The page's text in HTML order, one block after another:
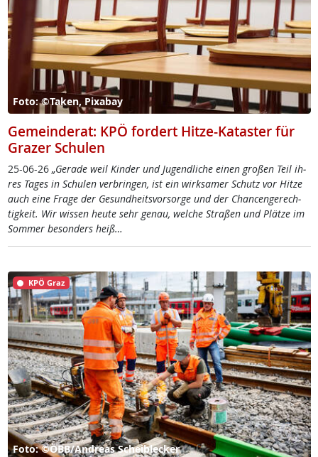
Foto: ©Taken, Pixabay
Gemeinderat: KPÖ fordert Hitze-Kataster für
Grazer Schulen
25-06-26 „Ge­ra­de weil Kin­der und Ju­gend­li­che ei­nen gro­ßen Teil ih­
res Ta­ges in Schu­len ver­brin­gen, ist ein wirk­sa­mer Schutz vor Hit­ze
auch ei­ne Fra­ge der Ge­sund­heits­vor­sor­ge und der Chan­cen­ge­rech­
tig­keit. Wir wis­sen heu­te sehr ge­nau, wel­che Stra­ßen und Plät­ze im
Som­mer be­son­ders heiß…
KPÖ Graz
Foto: ©ÖBB/Andreas Scheiblecker